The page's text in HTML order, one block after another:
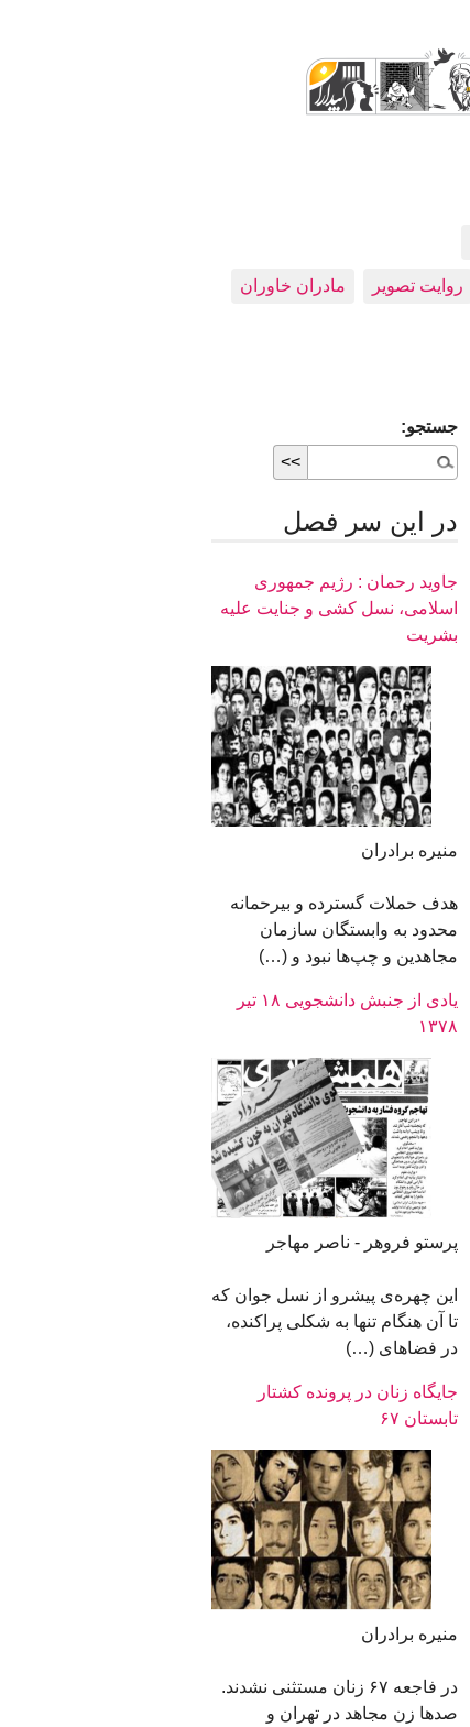
روایت تصویر مادران خاوران
جستجو:
در اين سر فصل
جاوید رحمان : رژیم جمهوری
اسلامی، نسل کشی و جنایت علیه
بشریت
منیره برادران
هدف حملات گسترده و بیرحمانه
محدود به وابستگان سازمان
مجاهدین و چپ‌ها نبود و (…)
یادی از جنبش دانشجویی ۱۸ تیر
۱۳۷۸
پرستو فروهر - ناصر مهاجر
این چهره‌‌ی پیشرو از نسل جوان که
تا آن هنگام تنها به شکلی پراکنده،
در فضاهای (…)
جایگاه زنان در پرونده کشتار
تابستان ۶۷
منیره برادران
در فاجعه ۶۷ زنان مستثنی نشدند.
صدها زن مجاهد در تهران و